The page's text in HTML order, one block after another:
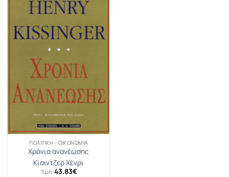
ΠΟΛΙΤΙΚΉ - ΟΙΚΟΝΟΜΊΑ
Χρόνια ανανέωσης
Κίσιντζερ Χένρι
Τιμή: 43.83€